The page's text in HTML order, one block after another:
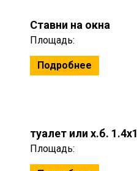
Ставни на окна
Площадь:
Подробнее
туалет или х.б.
Площадь: